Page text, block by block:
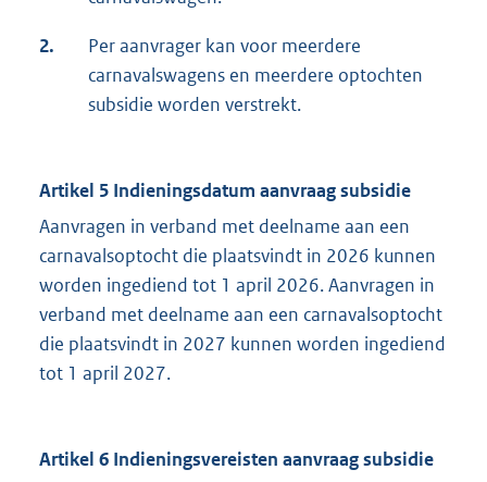
2.
Per aanvrager kan voor meerdere
carnavalswagens en meerdere optochten
subsidie worden verstrekt.
Artikel 5 Indieningsdatum aanvraag subsidie
Aanvragen in verband met deelname aan een
carnavalsoptocht die plaatsvindt in 2026 kunnen
worden ingediend tot 1 april 2026. Aanvragen in
verband met deelname aan een carnavalsoptocht
die plaatsvindt in 2027 kunnen worden ingediend
tot 1 april 2027.
Artikel 6 Indieningsvereisten aanvraag subsidie